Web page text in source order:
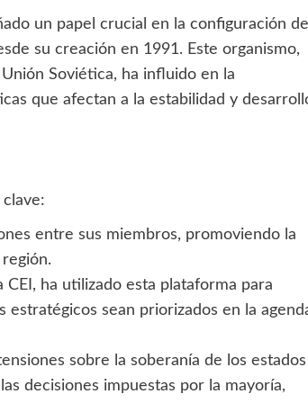
un papel crucial en la configuración del
su creación en 1991. Este organismo,
Soviética, ha influido en la
que afectan a la estabilidad y
entre sus miembros, promoviendo la
ha utilizado esta plataforma para
sean priorizados en la
sobre la soberanía de los estados
decisiones impuestas por la mayoría,